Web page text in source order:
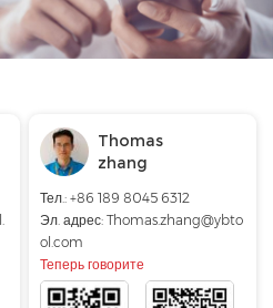
Thomas
zhang
Тел.: +86 189 8045 6312
Эл. адрес:Thomas.zhang@ybto
ol.com
Теперь говорите